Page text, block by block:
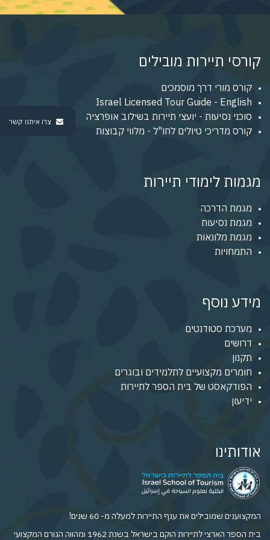
צרו איתנו קשר
קורסי תיירות מובילים
קורס מורי דרך מוסמכים
Israel Licensed Tour Guide - English
סוכני נסיעות - יועצי תיירות בשילוב אופרציה
קורס מדריכי טיולים לחו"ל - מלווי קבוצות
מגמות לימודי תיירות
מגמת הדרכה
מגמת נסיעות
מגמת מלונאות
התמחויות
מידע נוסף
מערכת סטודנטים
דרושים
תקנון
חומרים מקצועיים לתלמידים ובוגרים
הפודקאסט של בית הספר לתיירות
ידיעון
אודותינו
המקצוענים שמובילים את ענף התיירות למעלה מ- 60 שנים!
בית הספר הארצי לתיירות הוקם בישראל בשנת 1962 ומהווה הגורם המקצועי